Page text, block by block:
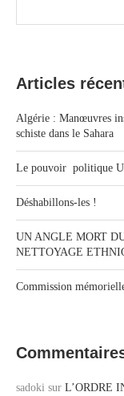
Articles
Algérie : Manœuvres
schiste dans le Sahara
Le pouvoir politique
Déshabillons-les !
UN ANGLE MORT
NETTOYAGE
Commission
sadoki sur L’ORDRE